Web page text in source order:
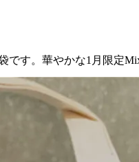
す。華やかな1月限定